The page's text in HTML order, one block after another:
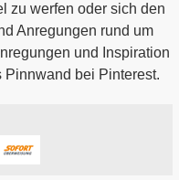
zu werfen oder sich den
Anregungen rund um
und Inspiration
Pinnwand bei Pinterest.